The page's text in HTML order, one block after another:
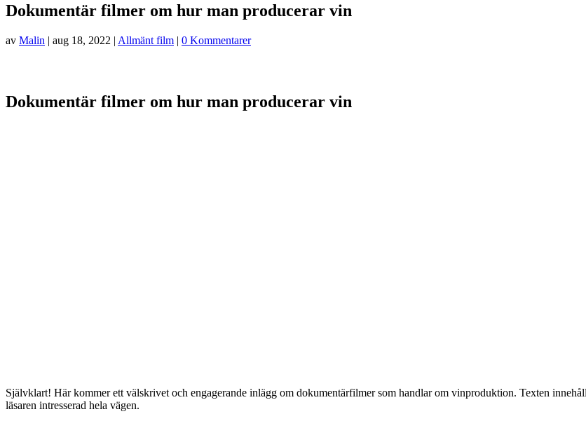
Dokumentär filmer om hur man producerar vin
av Malin | aug 18, 2022 | Allmänt film | 0 Kommentarer
Dokumentär filmer om hur man producerar vin
Självklart! Här kommer ett välskrivet och engagerande inlägg om dokumentärfilmer som handlar om vinproduktion. Texten
läsaren intresserad hela vägen.